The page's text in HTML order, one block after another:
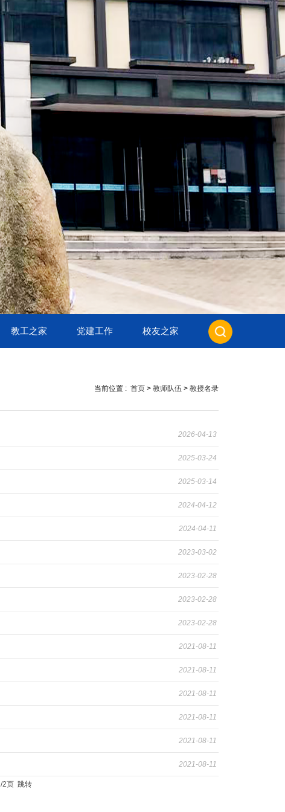
教工之家 党建工作 校友之家
当前位置 : 首页> 教师队伍 > 教授名录
2026-04-13
2025-03-24
2025-03-14
2024-04-12
2024-04-11
2023-03-02
2023-02-28
2023-02-28
2023-02-28
2021-08-11
2021-08-11
2021-08-11
2021-08-11
2021-08-11
2021-08-11
/2页 跳转